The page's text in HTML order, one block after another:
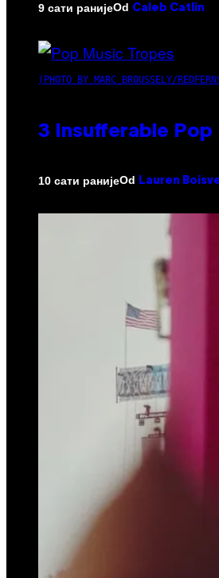
9 сати ранијеOd Caleb Catlin
(PHOTO BY MARC BROUSSELY/
3 Insufferable Pop
10 сати ранијеOd Lauren